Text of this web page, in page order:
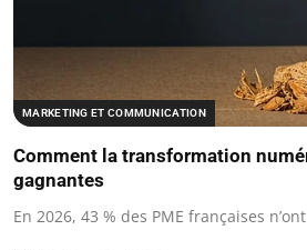
MARKETING ET COMMUNICATION
Comment la transformation
gagnantes
En 2026, 43 % des PME françaises